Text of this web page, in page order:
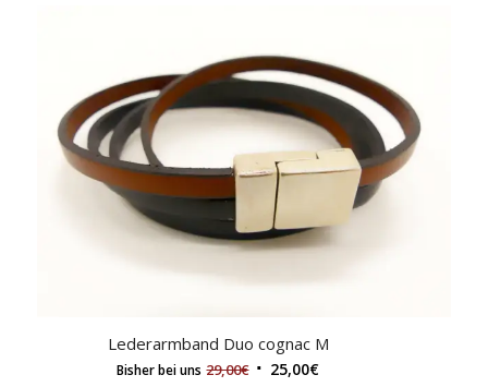
Lederarmband Duo cognac M
Bisher bei uns 29,00€ 25,00€